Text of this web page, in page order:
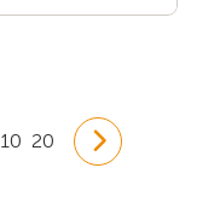
10 20